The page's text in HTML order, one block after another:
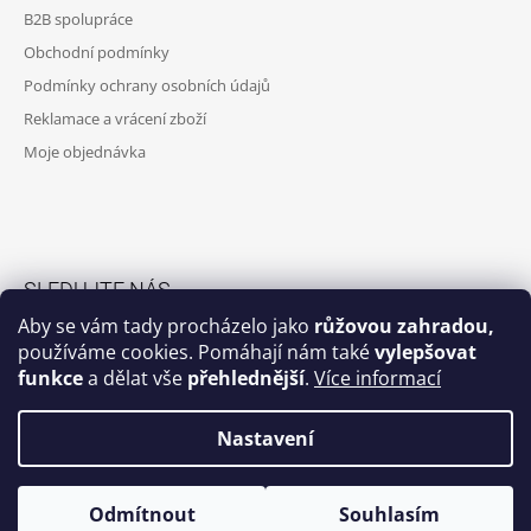
Aby se vám tady procházelo jako růžovou zahradou,
používáme cookies. Pomáhají nám takévylepšovat
funkcea dělat vše přehlednější. Více informací
Nastavení
Odmítnout Souhlasím
B2B spolupráce
Obchodní podmínky
Podmínky ochrany osobních údajů
Reklamace a vrácení zboží
Moje objednávka
SLEDUJTE NÁS
Facebook skupina
Facebook
Instagram
Vytvořil Shoptet
© 2026 Potrhlá máma. Všechna práva vyhrazena.